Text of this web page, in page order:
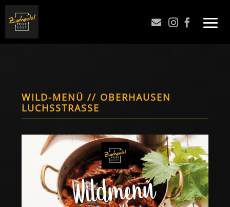
  
WILD-MENÜ // OBERHAUSEN
LUCHSSTRASSE